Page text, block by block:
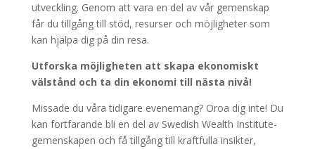
utveckling. Genom att vara en del av vår gemenskap
får du tillgång till stöd, resurser och möjligheter som
kan hjälpa dig på din resa.
Utforska möjligheten att skapa ekonomiskt
välstånd och ta din ekonomi till nästa nivå!
Missade du våra tidigare evenemang? Oroa dig inte! Du
kan fortfarande bli en del av Swedish Wealth Institute-
gemenskapen och få tillgång till kraftfulla insikter,